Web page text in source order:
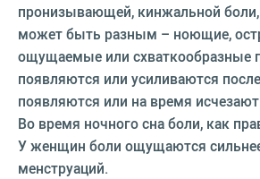
пронизывающей, кинжальной
может быть разным – ноющие,
ощущаемые или схваткообразные
появляются или усиливаются
появляются или на время
Во время ночного сна боли, как
У женщин боли ощущаются
менструаций.